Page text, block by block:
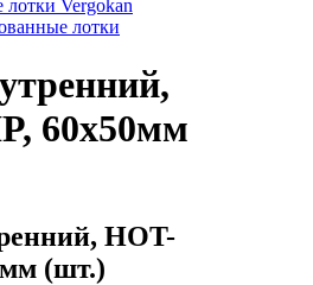
лотки Vergokan
лотки
60х50мм
HOT-
(шт.)